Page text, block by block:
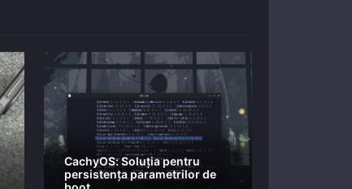
CachyOS: Soluția pentru
persistența parametrilor de